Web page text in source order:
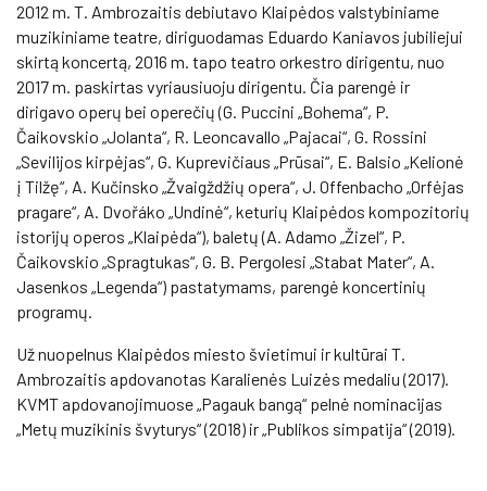
2012 m. T. Ambrozaitis debiutavo Klaipėdos valstybiniame
muzikiniame teatre, diriguodamas Eduardo Kaniavos jubiliejui
skirtą koncertą, 2016 m. tapo teatro orkestro dirigentu, nuo
2017 m. paskirtas vyriausiuoju dirigentu. Čia parengė ir
dirigavo operų bei operečių (G. Puccini „Bohema“, P.
Čaikovskio „Jolanta“, R. Leoncavallo „Pajacai“, G. Rossini
„Sevilijos kirpėjas“, G. Kuprevičiaus „Prūsai“, E. Balsio „Kelionė
į Tilžę“, A. Kučinsko „Žvaigždžių opera“, J. Offenbacho „Orfėjas
pragare“, A. Dvořáko „Undinė“, keturių Klaipėdos kompozitorių
istorijų operos „Klaipėda“), baletų (A. Adamo „Žizel“, P.
Čaikovskio „Spragtukas“, G. B. Pergolesi „Stabat Mater“, A.
Jasenkos „Legenda“) pastatymams, parengė koncertinių
programų.
Už nuopelnus Klaipėdos miesto švietimui ir kultūrai T.
Ambrozaitis apdovanotas Karalienės Luizės medaliu (2017).
KVMT apdovanojimuose „Pagauk bangą“ pelnė nominacijas
„Metų muzikinis švyturys“ (2018) ir „Publikos simpatija“ (2019).